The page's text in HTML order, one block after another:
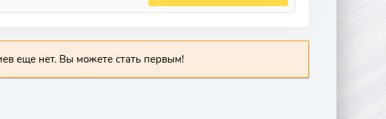
еще нет. Вы можете стать первым!